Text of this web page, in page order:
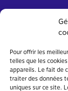
Pour offrir les
telles que les
appareils. Le fait de
traiter des données
uniques sur ce site.